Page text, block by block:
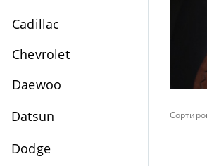
Cadillac
Chevrolet
Daewoo
Datsun
Dodge